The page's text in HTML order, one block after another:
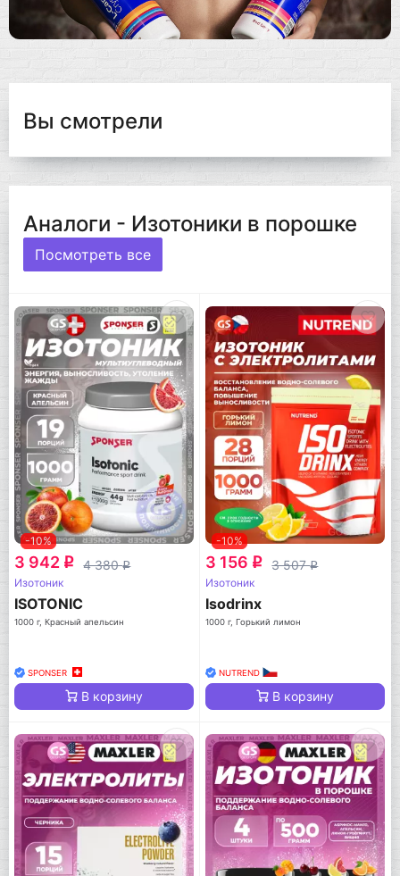
Вы смотрели
Аналоги - Изотоники в порошке
Посмотреть все
-10%
3 942 q 4 380q
Изотоник
ISOTONIC
1000 г, Красный апельсин
SPONSER
В корзину
-10%
3 156 q 3 507q
Изотоник
Isodrinx
1000 г, Горький лимон
NUTREND
В корзину